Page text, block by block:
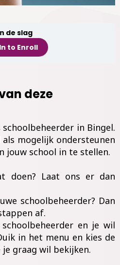
de slag
to Enroll
deze
schoolbeheerder in Bingel.
mogelijk ondersteunen
jouw school in te stellen.
doen? Laat ons er dan
schoolbeheerder? Dan
af.
en je wil
in het menu en kies de
graag wil bekijken.